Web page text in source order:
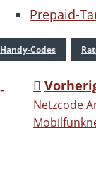
Prepaid-
Handy-Codes
Netzcode